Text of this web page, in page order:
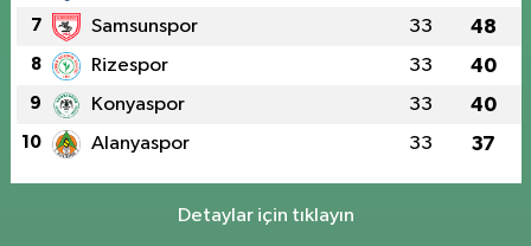
7 Samsunspor 33 48
8 Rizespor 33 40
9 Konyaspor 33 40
10 Alanyaspor 33 37
Detaylar için tıklayın